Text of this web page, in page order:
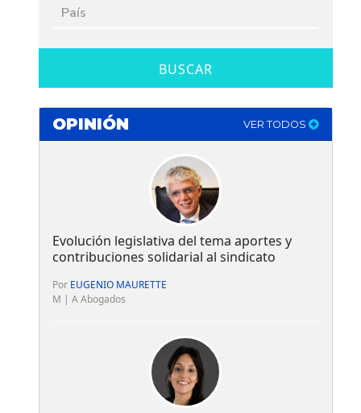
BUSCAR
OPINIÓN VER TODOS
Evolución legislativa del tema aportes y
contribuciones solidarial al sindicato
Por EUGENIO MAURETTE
M | A Abogados